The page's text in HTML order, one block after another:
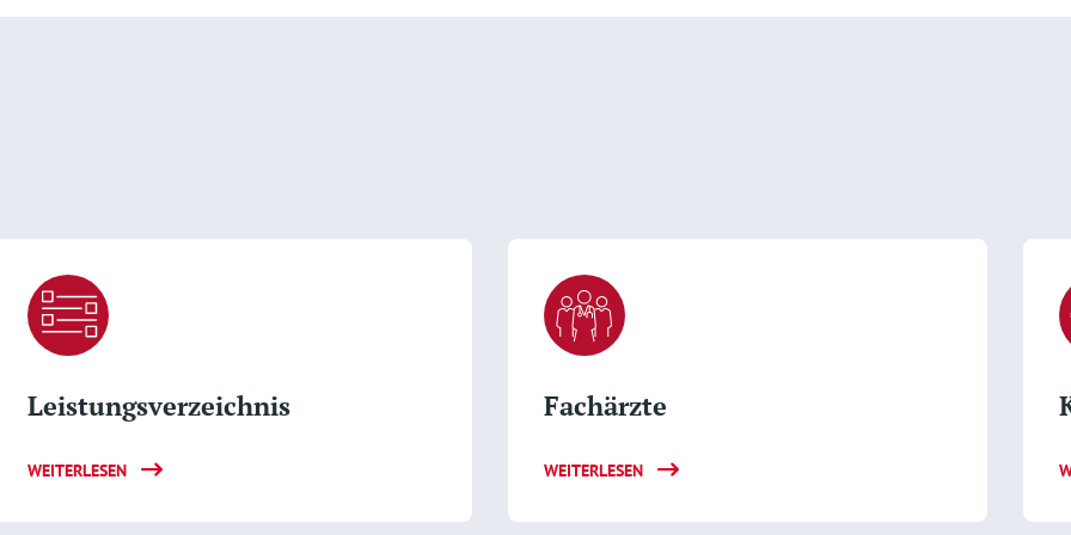
Leistungsverzeichnis
WEITERLESEN
Fachärzte
WEITERLESEN